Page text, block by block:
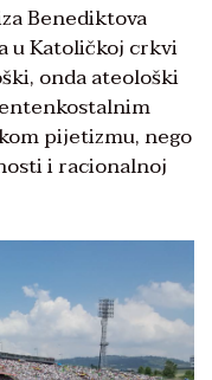
Benediktova
u Katoličkoj crkvi
onda ateološki
pijetizmu, nego
i racionalnoj